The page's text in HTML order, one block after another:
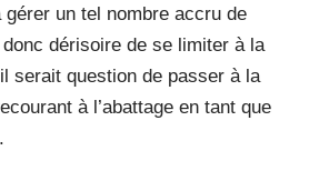
gérer un tel nombre accru de
dérisoire de se limiter à la
serait question de passer à la
à l’abattage en tant que